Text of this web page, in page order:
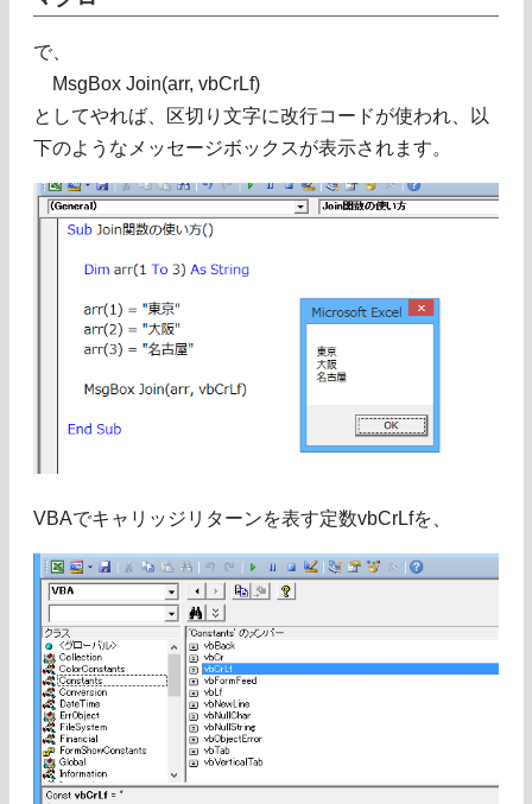
で、
MsgBox Join(arr, vbCrLf)
としてやれば、区切り文字に改行コードが使われ、以
下のようなメッセージボックスが表示されます。
VBAでキャリッジリターンを表す定数vbCrLfを、